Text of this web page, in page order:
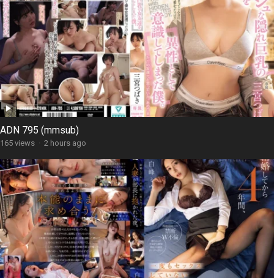
ADN 795 (mmsub)
165 views · 2 hours ago